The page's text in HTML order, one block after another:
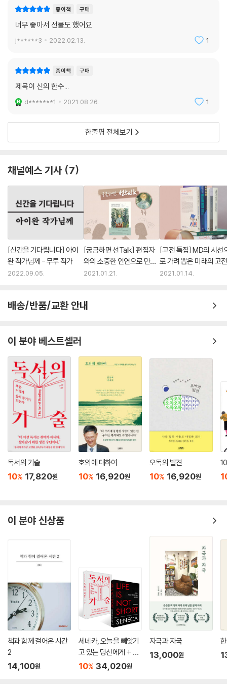
“나는 독거노인이 될 것이다”라고 선언하는 비혼 여성으로, 프리랜서라고
하지만 실은 기존의 어떤 단어로 규정하기 어려운 일을 창안하여 살고 있
음을 아는 겸손한 사람으로, 고양이와 식물과 함께 살아가며 인간 아닌 타
자와 연결되어 있다는 것을 잊지 않는 존재로, 완벽한 채식에 실패한 후에
도 마음의 방향이 ‘비건적’ 삶에 확실히 가 있는 채식지향주의자로, 세 조카
항하고 판타지를 사랑하며 세상의 언저리에서 재미나게 살아가는 이상異
常주의자로, 그는 “혼자서, 두 발로, 씩씩하게” 그러나 “몸을 낮게 숙이고
미 얼마쯤 자신이 바라는 모습이 되어 있는 듯하다. 그의 작고 단단한 발자
국은 우리에게 또렷한 흔적을 남긴다. 희망의 마음을 불러일으키는, 그가
꼽은 그림책들 속 카진스키, 로잰느, 미스 럼피우스, 엠마, ‘우리동네’ 할머
니처럼 말이다.
“나는 내가 어제보다 오늘 조금 더 나은 사람이었으면 좋겠다. 사는 것이
무엇을 향해 가는 일인지 조금씩 더 선명해졌으면 좋겠다… 그래서일 것이
다. 홀로 아름답게 삶의 주체로 살아가는 할머니들의 이야기에 매료되는
것은… 작고 귀엽고 아름답고 신기한 것들이 오밀조밀 공간을 채우고 사랑
말할 수 있는 여정이 있기를 나는 기대하고 있다.”(5부 5장 「나는 조금 설
그리하여 우리는 그가 써내려간 문장 사이사이마다, 한발 앞서 길을 내는
사람의 뒷모습과 그가 남긴 흔적을 본다. 기꺼이 ‘쉽게 이해할 수 없는 사
람’을 자처하며 ‘자신의 삶을 완성해 나가는’ 사람의 걸음걸이가 얼마나 이
상하고 자유로운지, 얼마나 멀리 내달렸는지 말이다. 그뿐일까. 일러스트
레이터 서수연 작가의 몽환적이면서 야성미 넘치는 그림들은 저자 무루의
글과 공명하여, 우리가 모르는 세계의 문을 하나씩 열어젖히는 듯한 경험
을 선사한다. 책을 덮고 난 후에는 세계가 몇 칸쯤 넓어져 있을 것이다. 그
세계를 함께 걸어본 이는 안다. 그가 그린 지도가 얼마나 재미난지, 그 지도
에 함께한 이야기들은 또 얼마나 매력적인지. 몇 번이고 펼쳐보게 될지 모
른다.
“나는 이 글들을 사랑한다”
‘할머니가 된다’라는 제목의 글 한 편이 김하나 작가의 트위터와 김영민 교
수의 페이스북에서 공유되며 많은 이들의 공감을 얻고 회자된 바 있다. 저
자가 자신의 블로그에 게재했던 글로 이 책의 마지막 장인 ‘나는 설레며 기
다린다’의 초고이기도 했다. 그 원고를 “근래 읽은 가장 좋은 글”이라고 추
천했던 김하나 작가는 이 책 전체를 읽고는 이렇게 썼다. “그는 틀림없이
멋진 할머니가 될 것 같다. 나는 이 글들을 사랑한다.” 또한 추천사를 좀처
럼 쓰지 않는 김영민 교수도 이 책을 단숨에 읽고서 ‘모험과 성장’이라는 화
두를 뽑아내며 매사를 부정하는 이들에게 이 메시지와 함께 권하고 싶다고
썼다. “살아낸 사람만이 누릴 수 있는 진귀한 경험이라고.”
종이책 구매
너무 좋아서 선물도 했어요
j******3 2022.02.13. 1
종이책 구매
제목이 신의 한수...
d*******1 2021.08.26. 1
한줄평 전체보기
채널예스 기사 7
[신간을 기다립니다] 아이
완 작가님께 - 무루 작가
2022.09.05.
[궁금하면 선Talk] 편집자
와의 소중한 인연으로 만들
어진 책 – 무루 편
2021.01.21.
[고전 특집] MD의 시선
로 가려 뽑은 미래의 고전
2021.01.14.
배송/반품/교환 안내
이 분야 베스트셀러
독서의 기술
10% 17,820원
호의에 대하여
10% 16,920원
오독의 발견
10% 16,920원
이 분야 신상품
책과 함께 걸어온 시간
2
14,100원
세네카, 오늘을 빼앗기
고 있는 당신에게 + 독
서의 기술 세트
10% 34,020원
자극과 자국
13,000원